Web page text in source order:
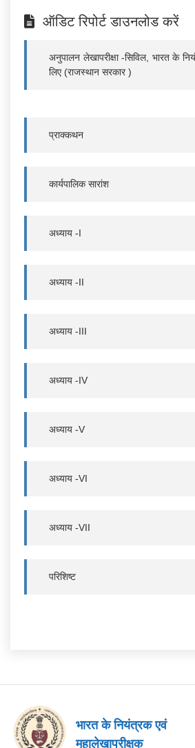
ऑडिट रिपोर्ट डाउनलोड करें
अनुपालन लेखापरीक्षा -सिविल, भारत के
लिए (राजस्थान सरकार )
प्राक्कथन
कार्यपालिक सारांश
अध्याय -I
अध्याय -II
अध्याय -III
अध्याय -IV
अध्याय -V
अध्याय -VI
अध्याय -VII
परिशिष्ट
भारत के नियंत्रक एवं
महालेखापरीक्षक